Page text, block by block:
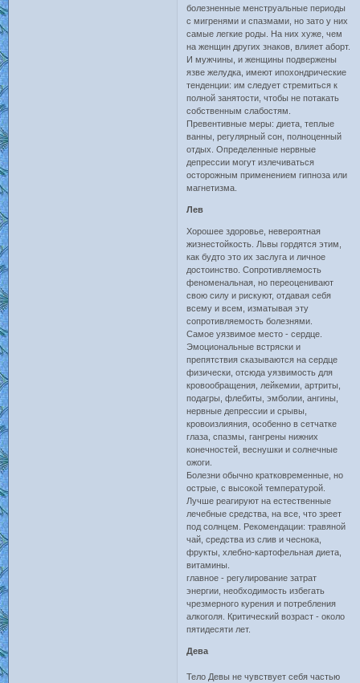
болезненные менструальные периоды
с мигренями и спазмами, но зато у них
самые легкие роды. На них хуже, чем
на женщин других знаков, влияет аборт.
И мужчины, и женщины подвержены
язве желудка, имеют ипохондрические
тенденции: им следует стремиться к
полной занятости, чтобы не потакать
собственным слабостям.
Превентивные меры: диета, теплые
ванны, регулярный сон, полноценный
отдых. Определенные нервные
депрессии могут излечиваться
осторожным применением гипноза или
магнетизма.
Лев
Хорошее здоровье, невероятная
жизнестойкость. Львы гордятся этим,
как будто это их заслуга и личное
достоинство. Сопротивляемость
феноменальная, но переоценивают
свою силу и рискуют, отдавая себя
всему и всем, изматывая эту
сопротивляемость болезнями.
Самое уязвимое место - сердце.
Эмоциональные встряски и
препятствия сказываются на сердце
физически, отсюда уязвимость для
кровообращения, лейкемии, артриты,
подагры, флебиты, эмболии, ангины,
нервные депрессии и срывы,
кровоизлияния, особенно в сетчатке
глаза, спазмы, гангрены нижних
конечностей, веснушки и солнечные
ожоги.
Болезни обычно кратковременные, но
острые, с высокой температурой.
Лучше реагируют на естественные
лечебные средства, на все, что зреет
под солнцем. Рекомендации: травяной
чай, средства из слив и чеснока,
фрукты, хлебно-картофельная диета,
витамины.
главное - регулирование затрат
энергии, необходимость избегать
чрезмерного курения и потребления
алкоголя. Критический возраст - около
пятидесяти лет.
Дева
Тело Девы не чувствует себя частью